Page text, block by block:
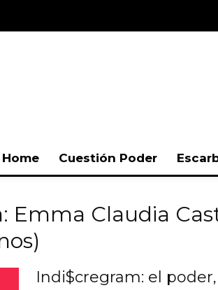
Home Cuestión Poder
Emma Claudia
Indi$cregram: el